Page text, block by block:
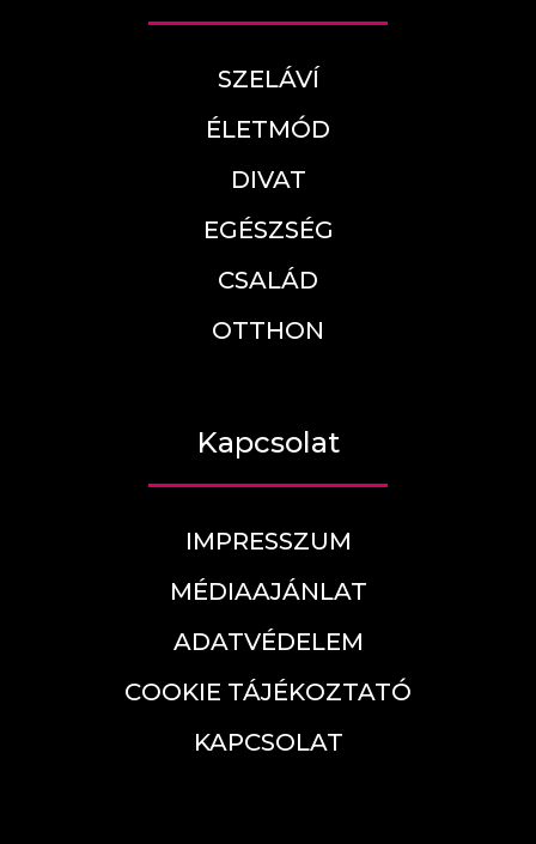
SZELÁVÍ
ÉLETMÓD
DIVAT
EGÉSZSÉG
CSALÁD
OTTHON
Kapcsolat
IMPRESSZUM
MÉDIAAJÁNLAT
ADATVÉDELEM
COOKIE TÁJÉKOZTATÓ
KAPCSOLAT